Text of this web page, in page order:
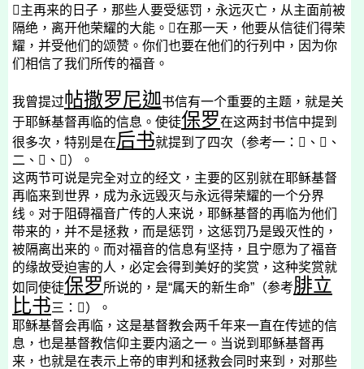
主再来的日子，那些人要受惩罚，永远灭亡，从主面前被
隔绝，离开他荣耀的大能。 在那一天，他要从信徒们得荣
耀，并受他们的颂赞。你们也要在他们的行列中，因为你
们相信了我们所传的福音。
我曾提过帖撒罗尼迦书信有一个重要的主题，就是关
于耶稣基督再临的信息。使徒保罗在这两封书信中提到
很多次，特别是在后书就提到了四次（参考一：  、  、
二、  、 ）。
这两节可说是完全对立的经文，主要的区别就在耶稣基督
再临来到世界，成为永远毁灭与永远得荣耀的一个分界
线。对于阻碍福音广传的人来说，耶稣基督的再临为他们
带来的，并不是拯救，而是惩罚，这惩罚乃是毁灭性的，
被隔离出来的。而对福音的信息有坚持，且宁愿为了福音
的缘故受迫害的人，必定会得到美好的奖赏，这种奖赏就
如同使徒保罗所说的，是“属天的新生命”（参考腓立
比书三： ）。
耶稣基督会再临，这是基督教会两千年来一直在传述的信
息，也是基督教信仰主要内涵之一。当说到耶稣基督再
来，也就是在表示上帝的审判和拯救会同时来到，对那些